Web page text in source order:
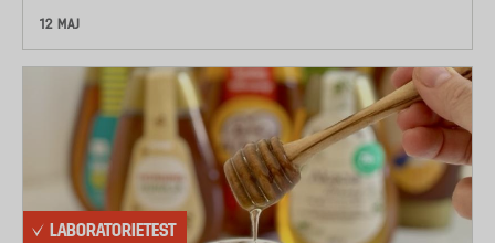
12 MAJ
LABORATORIETEST